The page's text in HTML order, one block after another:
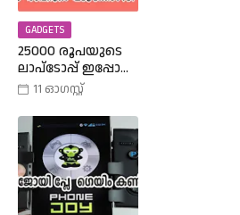
GADGETS
25000 രൂപയുടെ
ലാപ്ടോപ്പ് ഇപ്പോൾ
18990 രൂപക്കു
Freedom Sale Buy A
25000 Laptop In
18,900 Rupees |
11 ഓഗസ്റ്റ്